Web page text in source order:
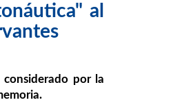
al
considerado por la